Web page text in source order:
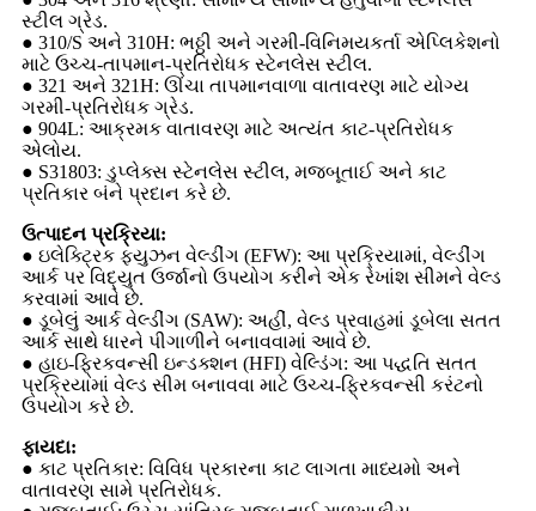
સ્ટીલ ગ્રેડ.
● 310/S અને 310H: ભઠ્ઠી અને ગરમી-વિનિમયકર્તા એપ્લિકેશનો
માટે ઉચ્ચ-તાપમાન-પ્રતિરોધક સ્ટેનલેસ સ્ટીલ.
● 321 અને 321H: ઊંચા તાપમાનવાળા વાતાવરણ માટે યોગ્ય
ગરમી-પ્રતિરોધક ગ્રેડ.
● 904L: આક્રમક વાતાવરણ માટે અત્યંત કાટ-પ્રતિરોધક
એલોય.
● S31803: ડુપ્લેક્સ સ્ટેનલેસ સ્ટીલ, મજબૂતાઈ અને કાટ
પ્રતિકાર બંને પ્રદાન કરે છે.
ઉત્પાદન પ્રક્રિયા:
● ઇલેક્ટ્રિક ફ્યુઝન વેલ્ડીંગ (EFW): આ પ્રક્રિયામાં, વેલ્ડીંગ
આર્ક પર વિદ્યુત ઉર્જાનો ઉપયોગ કરીને એક રેખાંશ સીમને વેલ્ડ
કરવામાં આવે છે.
● ડૂબેલું આર્ક વેલ્ડીંગ (SAW): અહીં, વેલ્ડ પ્રવાહમાં ડૂબેલા સતત
આર્ક સાથે ધારને પીગાળીને બનાવવામાં આવે છે.
● હાઇ-ફ્રિકવન્સી ઇન્ડક્શન (HFI) વેલ્ડિંગ: આ પદ્ધતિ સતત
પ્રક્રિયામાં વેલ્ડ સીમ બનાવવા માટે ઉચ્ચ-ફ્રિકવન્સી કરંટનો
ઉપયોગ કરે છે.
ફાયદા:
● કાટ પ્રતિકાર: વિવિધ પ્રકારના કાટ લાગતા માધ્યમો અને
વાતાવરણ સામે પ્રતિરોધક.